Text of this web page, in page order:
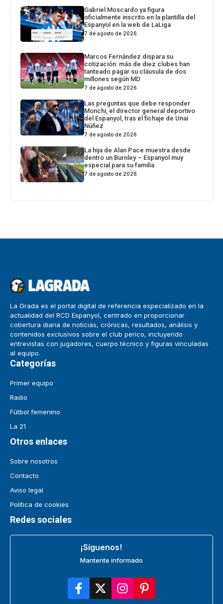
Gabriel Moscardo ya figura
oficialmente inscrito en la plantilla del
Espanyol en la web de LaLiga
7 de agosto de 2026
Marcos Fernández dispara su
cotización: más de diez clubes han
tanteado pagar su cláusula de dos
millones según MD
7 de agosto de 2026
Las preguntas que debe responder
Monchi, el director general deportivo
del Espanyol, tras el fichaje de Unai
Núñez
7 de agosto de 2026
La hija de Alan Pace muestra desde
dentro un Burnley – Espanyol muy
especial para su familia
7 de agosto de 2026
La Grada es el portal digital de referencia especializado en la
actualidad del RCD Espanyol, centrado en proporcionar
cobertura diaria de noticias, crónicas, resultados, análisis y
contenidos exclusivos sobre el club perico, incluyendo
entrevistas con jugadores, cuerpo técnico y figuras vinculadas
al equipo.
Categorías
Primer equipo
Radio
Fútbol femenino
La 21
Otros enlaces
Sobre nosotros
Contacto
Aviso legal
Política de cookies
Redes sociales
¡Síguenos!
Mantente informado